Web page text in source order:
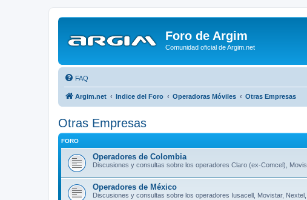
Foro de Argim
Comunidad oficial de Argim.net
FAQ
Argim.net Indice del Foro Operadoras Móviles Otras Empresas
Otras Empresas
FORO
Operadores de Colombia
Discusiones y consultas sobre los operadores Claro (ex-Comcel),
Operadores de México
Discusiones y consultas sobre los operadores Iusacell, Movistar,